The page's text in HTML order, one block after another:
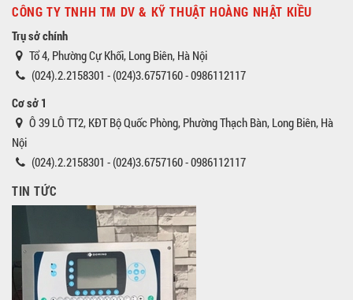
CÔNG TY TNHH TM DV & KỸ THUẬT HOÀNG NHẬT KIỀU
Trụ sở chính
Tổ 4, Phường Cự Khối, Long Biên, Hà Nội
(024).2.2158301 - (024)3.6757160 - 0986112117
Cơ sở 1
Ô 39 LÔ TT2, KĐT Bộ Quốc Phòng, Phường Thạch Bàn, Long Biên, Hà
Nội
(024).2.2158301 - (024)3.6757160 - 0986112117
TIN TỨC